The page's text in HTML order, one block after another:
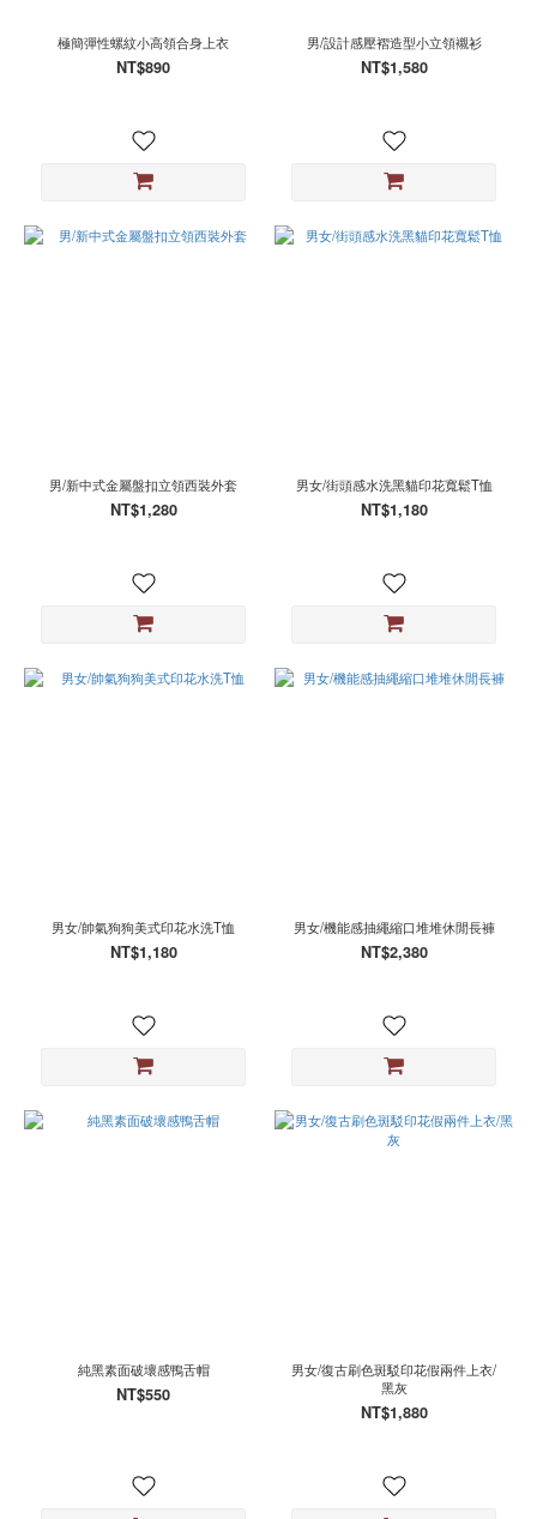
極簡彈性螺紋小高領合身上衣
NT$890
男/設計感壓褶造型小立領襯衫
NT$1,580
男/新中式金屬盤扣立領西裝外套
NT$1,280
男女/街頭感水洗黑貓印花寬鬆T恤
NT$1,180
男女/帥氣狗狗美式印花水洗T恤
NT$1,180
男女/機能感抽繩縮口堆堆休閒長褲
NT$2,380
純黑素面破壞感鴨舌帽
NT$550
男女/復古刷色斑駁印花假兩件上衣/
黑灰
NT$1,880